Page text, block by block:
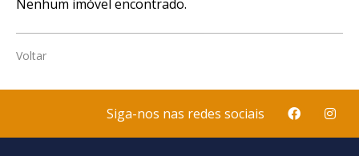
Nenhum imóvel encontrado.
Voltar
Siga-nos nas redes sociais